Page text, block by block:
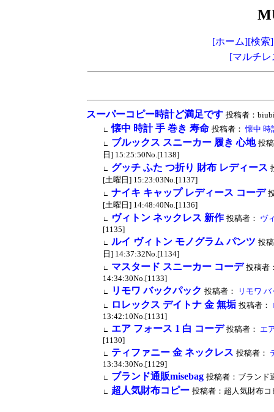
[ホーム][検索]
[マルチ
スーパーコピー時計ど満足です 投稿者：
∟ 懐中 時計 手 巻き 寿命 投稿者： 懐中 時
∟ ブルックス スニーカー 履き 心地 投
日] 15:25:50No.[1138]
∟ グッチ ふた つ折り 財布 レディース
[土曜日] 15:23:03No.[1137]
∟ ナイキ キャップ レディース コーデ
[土曜日] 14:48:40No.[1136]
∟ ヴィトン ネックレス 新作 投稿者： ヴ
[1135]
∟ ルイ ヴィトン モノグラム パンツ 投
日] 14:37:32No.[1134]
∟ マスタード スニーカー コーデ 投稿者
14:34:30No.[1133]
∟ リモワ バックパック 投稿者： リモワ
∟ ロレックス デイトナ 金 無垢 投稿者：
13:42:10No.[1131]
∟ エア フォース 1 白 コーデ 投稿者： エ
[1130]
∟ ティファニー 金 ネックレス 投稿者：
13:34:30No.[1129]
∟ ブランド通販misebag 投稿者：ブランド
∟ 超人気財布コピー 投稿者：超人気財布